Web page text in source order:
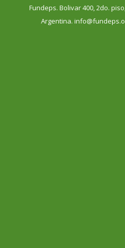
Fundeps. Bolivar 400, 2do.
Argentina.